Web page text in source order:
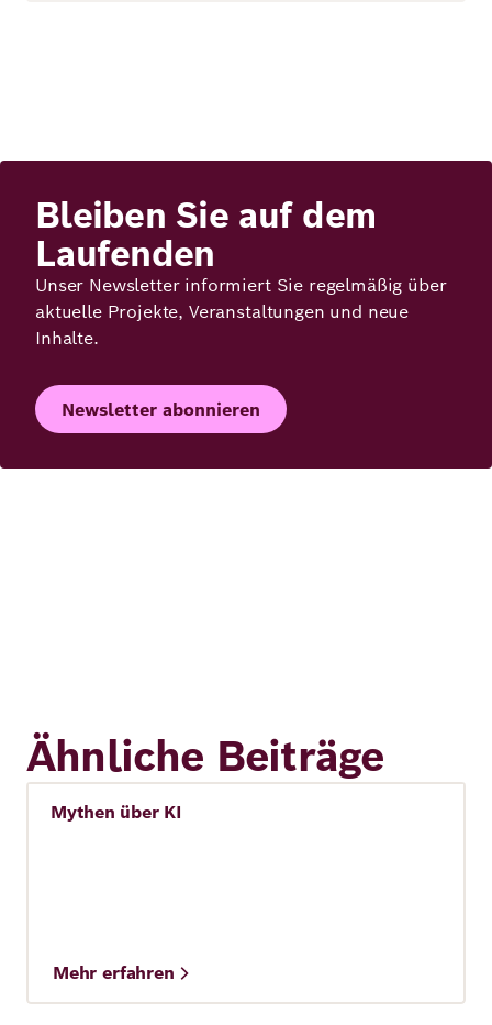
Bleiben Sie auf dem
Laufenden
Unser Newsletter informiert Sie regelmäßig über
aktuelle Projekte, Veranstaltungen und neue
Inhalte.
Newsletter abonnieren
Ähnliche Beiträge
Künstliche Intelligenz (KI)
Mythen über KI
Mehr erfahren